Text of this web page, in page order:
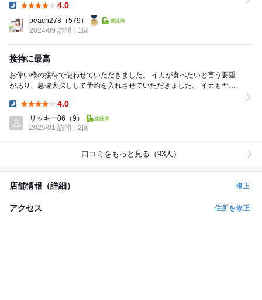
4.0
peach278 （579）
2024/09 訪問
1回
接待に最高
お偉い様の接待で使わせていただきました。 イカが食べたいと言う要望
があり、急遽大探しして予約を入れさせていただきました。 イカもヤリ
4.0
リッキー06 （9）
2025/01 訪問
2回
口コミをもっと見る（93人）
店舗情報（詳細） 修正
アクセス 住所を修正